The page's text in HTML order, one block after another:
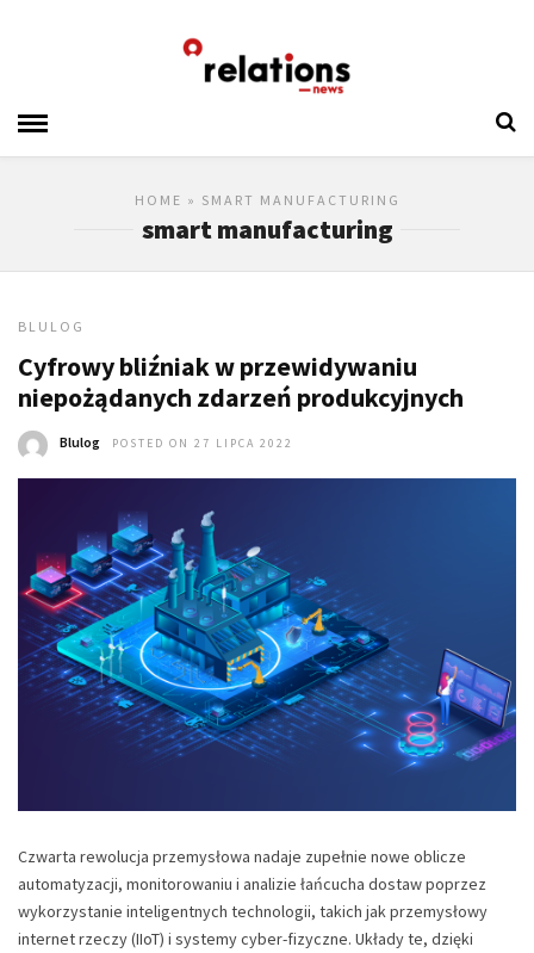
HOME » SMART MANUFACTURING
smart manufacturing
BLULOG
Cyfrowy bliźniak w przewidywaniu
niepożądanych zdarzeń produkcyjnych
Blulog POSTED ON 27 LIPCA 2022
Czwarta rewolucja przemysłowa nadaje zupełnie nowe oblicze
automatyzacji, monitorowaniu i analizie łańcucha dostaw poprzez
wykorzystanie inteligentnych technologii, takich jak przemysłowy
internet rzeczy (IIoT) i systemy cyber-fizyczne. Układy te, dzięki